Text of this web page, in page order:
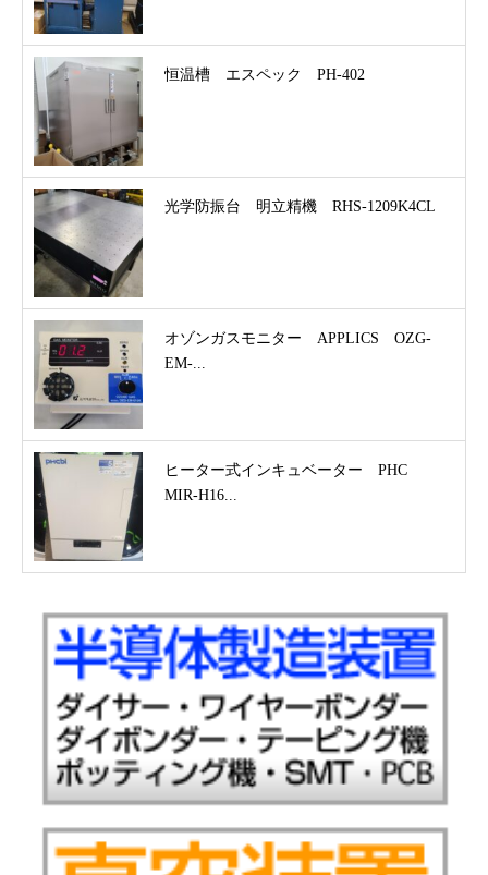
恒温槽 エスペック PH-402
光学防振台 明立精機 RHS-1209K4CL
オゾンガスモニター APPLICS OZG-
EM-...
ヒーター式インキュベーター PHC
MIR-H16...